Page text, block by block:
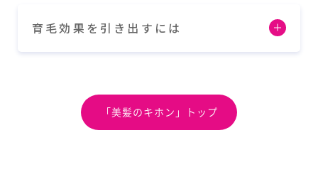
育毛効果を引き出すには
「美髪のキホン」トップ